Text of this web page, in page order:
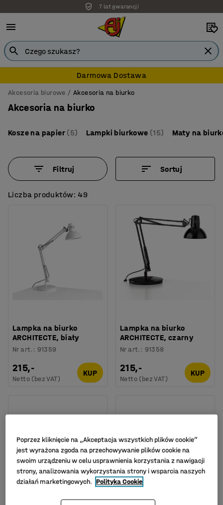
7 lat gwarancji
Darmowa Dostawa
Akcesoria biurowe Akcesoria na biurko
Akcesoria na biurko
Kosze na papier (5) Lampki biurkowe (15) Maty na
Filtruj Sortuj
Liczba produktów: 49
Lampka na biurko
ARCHITECTE, biały
Nr art. : 91359
215,-
Netto (bez VAT)
KUP
Lampka na biurko
ARCHITECTE, czarny
Nr art. : 91358
215,-
Netto (bez VAT)
KUP
Poprzez kliknięcie na „Akceptacja wszystkich plików cookie”
jest wyrażona zgoda na przechowywanie plików cookie na
swoim urządzeniu w celu usprawnienia korzystania z nawigacji
strony, analizowania wykorzystania strony i wsparcia naszych
działań marketingowych. Polityka Cookie